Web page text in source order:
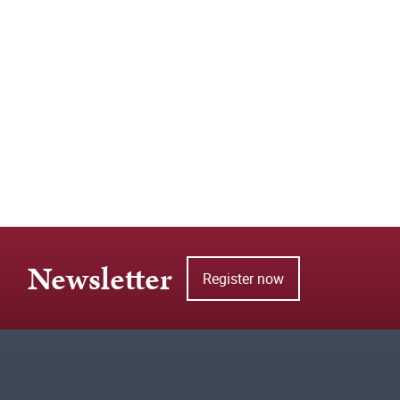
Newsletter Register now